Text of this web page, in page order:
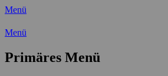
Menü
Wassersport-Verein
Menü
Primäres Menü